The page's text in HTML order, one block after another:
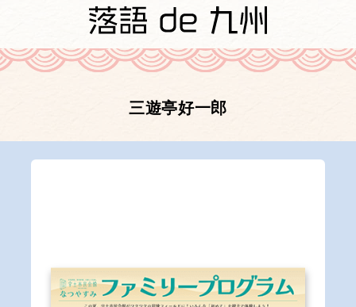
三遊亭好一郎